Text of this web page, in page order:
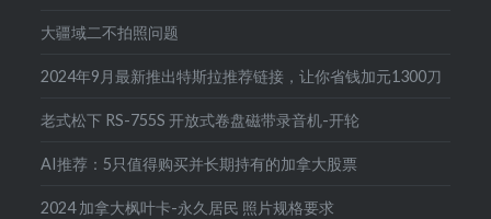
大疆域二不拍照问题
2024年9月最新推出特斯拉推荐链接，让你省钱加元1300刀
老式松下 RS-755S 开放式卷盘磁带录音机-开轮
AI推荐：5只值得购买并长期持有的加拿大股票
2024 加拿大枫叶卡-永久居民 照片规格要求